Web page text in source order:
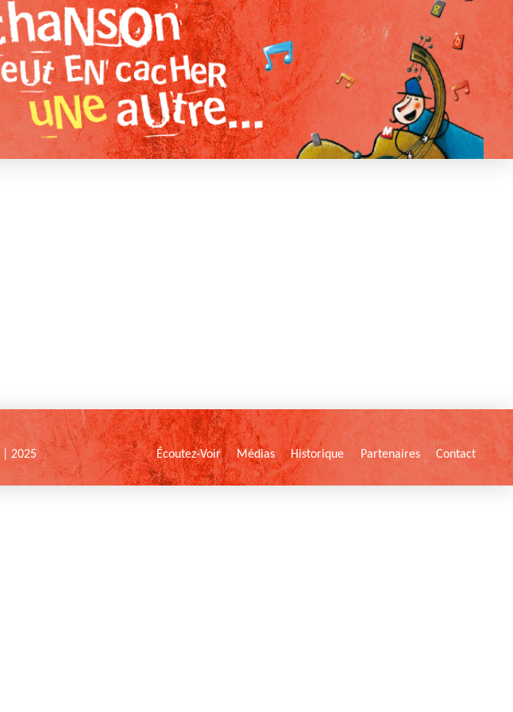
| 2025 Écoutez-Voir Médias Historique Partenaires Contact